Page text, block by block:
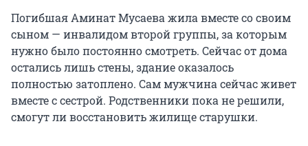
Погибшая Аминат Мусаева жила вместе со своим
сыном — инвалидом второй группы, за которым
нужно было постоянно смотреть. Сейчас от дома
остались лишь стены, здание оказалось
полностью затоплено. Сам мужчина сейчас живет
вместе с сестрой. Родственники пока не решили,
смогут ли восстановить жилище старушки.